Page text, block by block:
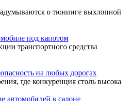
о тюнинге выхлопной
под капотом
транспортного средства
на любых дорогах
где конкуренция столь высока
автомобилей в салоне